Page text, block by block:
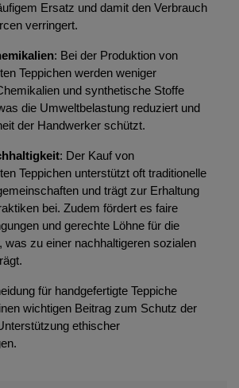
Ersatz und damit den Verbrauch
verringert.
: Bei der Produktion von
Teppichen werden weniger
und synthetische Stoffe
die Umweltbelastung reduziert und
der Handwerker schützt.
: Der Kauf von
Teppichen unterstützt oft traditionelle
und trägt zur Erhaltung
bei. Zudem fördert es faire
und gerechte Löhne für die
was zu einer nachhaltigeren sozialen
für handgefertigte Teppiche
wichtigen Beitrag zum Schutz der
ethischer